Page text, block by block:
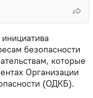
безопасности
которые
Организации
(ОДКБ).